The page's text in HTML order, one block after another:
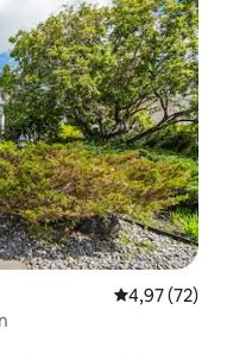
Átlagos
4,97 (72)